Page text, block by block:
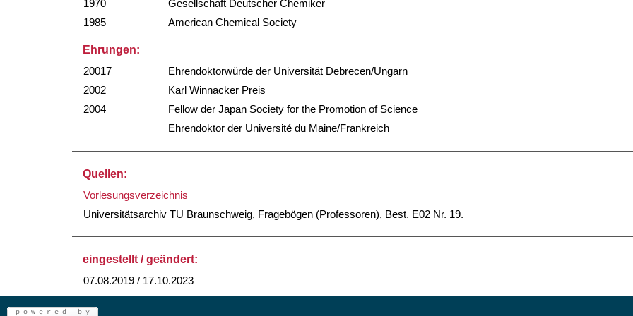
1970
Gesellschaft Deutscher Chemiker
1985
American Chemical Society
Ehrungen:
20017
Ehrendoktorwürde der Universität Debrecen/Ungarn
2002
Karl Winnacker Preis
2004
Fellow der Japan Society for the Promotion of Science
Ehrendoktor der Université du Maine/Frankreich
Quellen:
Vorlesungsverzeichnis
Universitätsarchiv TU Braunschweig, Fragebögen (Professoren), Best. E02 Nr. 19.
eingestellt / geändert:
07.08.2019 / 17.10.2023